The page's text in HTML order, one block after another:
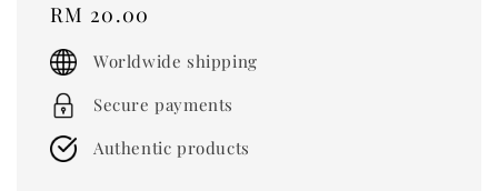
Regular
price
RM 20.00
Worldwide shipping
Secure payments
Authentic products